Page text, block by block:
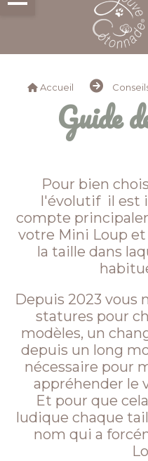
Accueil
Guide
Pour bien
l'évolutif il est
compte
votre Mini Loup et
la taille dans
Depuis 2023 vous
statures pour
modèles, un
depuis un long
nécessaire pour
appréhender le
Et pour que
ludique chaque
nom qui a